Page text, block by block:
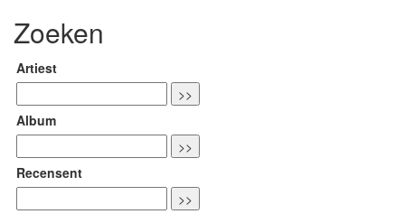
Zoeken
Artiest
Album
Recensent